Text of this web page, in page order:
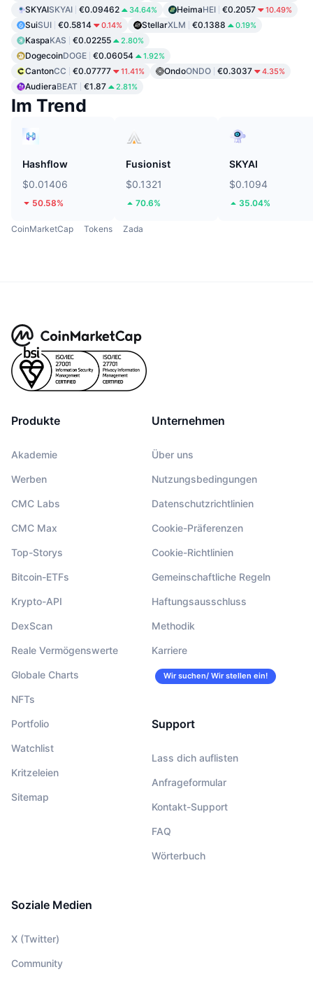
SKYAISKYAI €0.09462 34.64% HeimaHEI €0.2057 10.49%
SuiSUI €0.5814 0.14% StellarXLM €0.1388 0.19%
KaspaKAS €0.02255 2.80%
DogecoinDOGE €0.06054 1.92%
CantonCC €0.07777 11.41% OndoONDO €0.3037 4.35%
AudieraBEAT €1.87 2.81%
Im Trend
Hashflow
$0.01406
50.58%
Fusionist
$0.1321
70.6%
SKYAI
$0.1094
35.04%
CoinMarketCap Tokens Zada
Produkte
Akademie
Werben
CMC Labs
CMC Max
Top-Storys
Bitcoin-ETFs
Krypto-API
DexScan
Reale Vermögenswerte
Globale Charts
NFTs
Portfolio
Watchlist
Kritzeleien
Sitemap
Unternehmen
Über uns
Nutzungsbedingungen
Datenschutzrichtlinien
Cookie-Präferenzen
Cookie-Richtlinien
Gemeinschaftliche Regeln
Haftungsausschluss
Methodik
Karriere
Wir suchen/ Wir stellen ein!
Support
Lass dich auflisten
Anfrageformular
Kontakt-Support
FAQ
Wörterbuch
Soziale Medien
X (Twitter)
Community